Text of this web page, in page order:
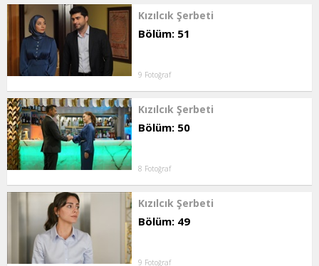
Kızılcık Şerbeti
Bölüm: 51
9 Fotoğraf
Kızılcık Şerbeti
Bölüm: 50
8 Fotoğraf
Kızılcık Şerbeti
Bölüm: 49
9 Fotoğraf